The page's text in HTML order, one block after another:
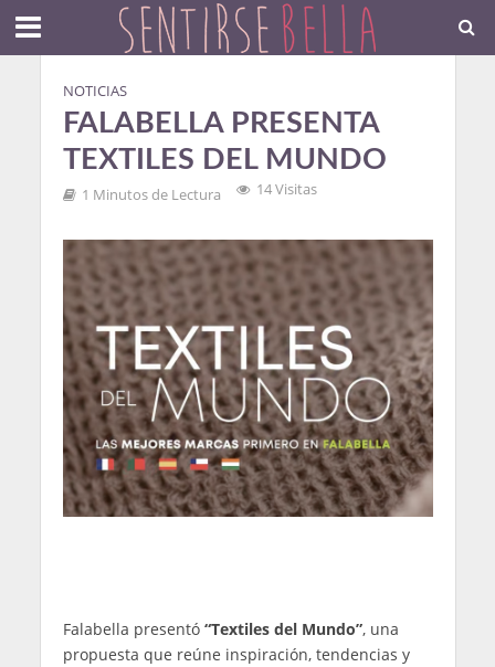
NOTICIAS
FALABELLA PRESENTA
TEXTILES DEL MUNDO
1 Minutos de Lectura 14 Visitas
Falabella presentó “Textiles del Mundo”, una
propuesta que reúne inspiración, tendencias y